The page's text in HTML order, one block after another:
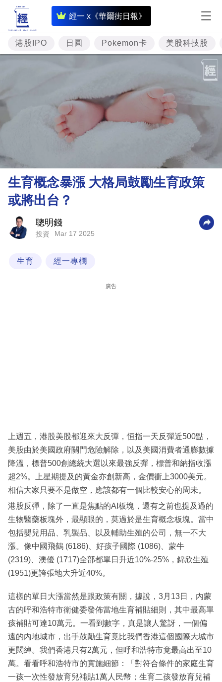
經一 x《華爾街日報》
即
時
財
經
投
資
樓
理
財
商
科
區
港股IPO 日圓 Pokemon卡 美股科技股
生育概念暴漲 大格局鼓勵生育政策
或將出台？
聰明錢
投資 Mar 17 2025
生育 經一專欄
廣告
上週五，港股美股都迎來大反彈，恒指一天反彈近500點，
美股由於美國政府關門危險解除，以及美國消費者通膨數據
降溫，標普500創總統大選以來最強反彈，標普和納指收漲
超2%。上星期提及的黃金亦創新高，金價衝上3000美元。
相信大家只要不是做空，應該都有一個比較安心的周未。
港股反彈，除了一直是焦點的AI板塊，還有之前也提及過的
生物醫藥板塊外，最顯眼的，莫過於是生育概念板塊。當中
包括嬰兒用品、乳製品、以及輔助生殖的公司，無一不大
漲。像中國飛鶴 (6186)、好孩子國際 (1086)、蒙牛
(2319)、澳優 (1717)全部都單日升近10%-25%，錦欣生殖
(1951)更誇張地大升近40%。
這樣的單日大漲當然是跟政策有關，據說，3月13日，內蒙
古的呼和浩特市衛健委發佈當地生育補貼細則，其中最高單
孩補貼可達10萬元。一看到數字，真是讓人驚訝，一個偏
遠的內地城市，出手鼓勵生育竟比我們香港這個國際大城市
更闊綽。我們香港只有2萬元，但呼和浩特市竟最高出至10
萬。看看呼和浩特市的實施細節：「對符合條件的家庭生育
一孩一次性發放育兒補貼1萬人民幣；生育二孩發放育兒補